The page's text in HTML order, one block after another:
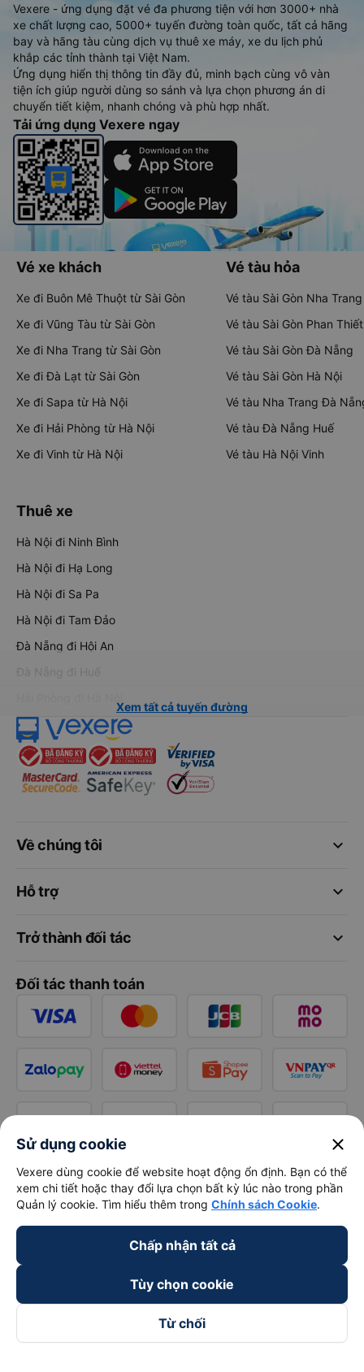
Vexere - ứng dụng đặt vé đa phương tiện với hơn 3000+ nhà
xe chất lượng cao, 5000+ tuyến đường toàn quốc, tất cả hãng
bay và hãng tàu cùng dịch vụ thuê xe máy, xe du lịch phủ
khắp các tỉnh thành tại Việt Nam.
Ứng dụng hiển thị thông tin đầy đủ, minh bạch cùng vô vàn
tiện ích giúp người dùng so sánh và lựa chọn phương án di
chuyển tiết kiệm, nhanh chóng và phù hợp nhất.
Tải ứng dụng Vexere ngay
Vé xe khách
Xe đi Buôn Mê Thuột từ Sài Gòn
Xe đi Vũng Tàu từ Sài Gòn
Xe đi Nha Trang từ Sài Gòn
Xe đi Đà Lạt từ Sài Gòn
Xe đi Sapa từ Hà Nội
Xe đi Hải Phòng từ Hà Nội
Xe đi Vinh từ Hà Nội
Vé tàu hỏa
Vé tàu Sài Gòn Nha Trang
Vé tàu Sài Gòn Phan Thiết
Vé tàu Sài Gòn Đà Nẵng
Vé tàu Sài Gòn Hà Nội
Vé tàu Nha Trang Đà
Vé tàu Đà Nẵng Huế
Vé tàu Hà Nội Vinh
Thuê xe
Hà Nội đi Ninh Bình
Hà Nội đi Hạ Long
Hà Nội đi Sa Pa
Hà Nội đi Tam Đảo
Đà Nẵng đi Hội An
Đà Nẵng đi Huế
Xem tất cả tuyến đường
keyboard_arrow_down
Về chúng tôi
keyboard_arrow_down
Hỗ trợ
keyboard_arrow_down
Trở thành đối tác
Đối tác thanh toán
Sử dụng cookie close
Vexere dùng cookie để website hoạt động ổn định. Bạn có thể
xem chi tiết hoặc thay đổi lựa chọn bất kỳ lúc nào trong phần
Quản lý cookie. Tìm hiểu thêm trong Chính sách Cookie.
Chấp nhận tất cả
Tùy chọn cookie
Từ chối